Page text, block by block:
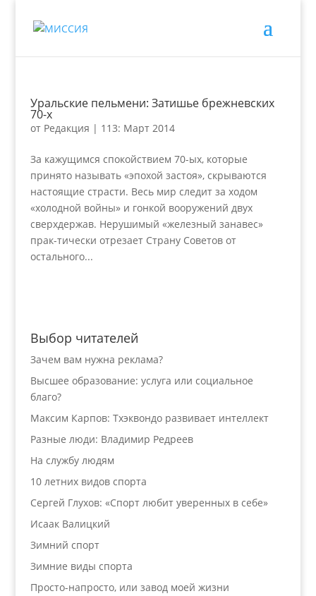
Уральские пельмени: Затишье брежневских
70-х
от Редакция | 113: Март 2014
За кажущимся спокойствием 70-ых, которые
принято называть «эпохой застоя», скрываются
настоящие страсти. Весь мир следит за ходом
«холодной войны» и гонкой вооружений двух
сверхдержав. Нерушимый «железный занавес»
прак-тически отрезает Страну Советов от
остального...
Выбор читателей
Зачем вам нужна реклама?
Высшее образование: услуга или социальное
благо?
Максим Карпов: Тхэквондо развивает интеллект
Разные люди: Владимир Редреев
На службу людям
10 летних видов спорта
Сергей Глухов: «Спорт любит уверенных в себе»
Исаак Валицкий
Зимний спорт
Зимние виды спорта
Просто-напросто, или завод моей жизни